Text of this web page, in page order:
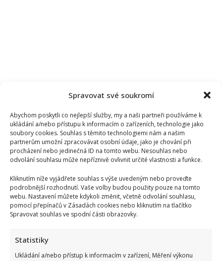
Spravovat své soukromí
Abychom poskytli co nejlepší služby, my a naši partneři používáme k
ukládání a/nebo přístupu k informacím o zařízeních, technologie jako
soubory cookies. Souhlas s těmito technologiemi nám a našim
partnerům umožní zpracovávat osobní údaje, jako je chování při
procházení nebo jedinečná ID na tomto webu. Nesouhlas nebo
odvolání souhlasu může nepříznivě ovlivnit určité vlastnosti a funkce.
Kliknutím níže vyjádřete souhlas s výše uvedeným nebo proveďte
podrobnější rozhodnutí. Vaše volby budou použity pouze na tomto
webu. Nastavení můžete kdykoli změnit, včetně odvolání souhlasu,
pomocí přepínačů v Zásadách cookies nebo kliknutím na tlačítko
Spravovat souhlas ve spodní části obrazovky.
Statistiky
Ukládání a/nebo přístup k informacím v zařízení, Měření výkonu